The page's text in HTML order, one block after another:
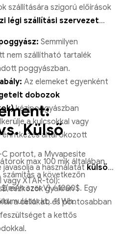
szállítására szigorú előírások
légi szállítási szervezet
Semmilyen
nem szállítható tartalék
poggyászban.
Az elemeket egyenként
dobozok
kézipoggyászban
a kulcsokkal vagy
érintkezés által okozott
max 100 mik általában
a következőn
szer V) / 1000$. Egy
kb. 11 Wh.
Külső
C portot, a Myvapesite
a használatátkülső
XTAR-tól):
eszközök gyakran
a cellákat, és pontosabban
a kettős